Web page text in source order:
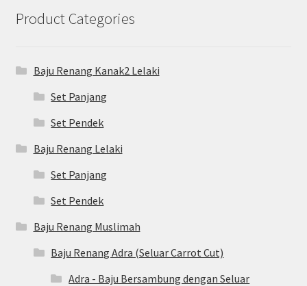
Product Categories
Baju Renang Kanak2 Lelaki
Set Panjang
Set Pendek
Baju Renang Lelaki
Set Panjang
Set Pendek
Baju Renang Muslimah
Baju Renang Adra (Seluar Carrot Cut)
Adra - Baju Bersambung dengan Seluar